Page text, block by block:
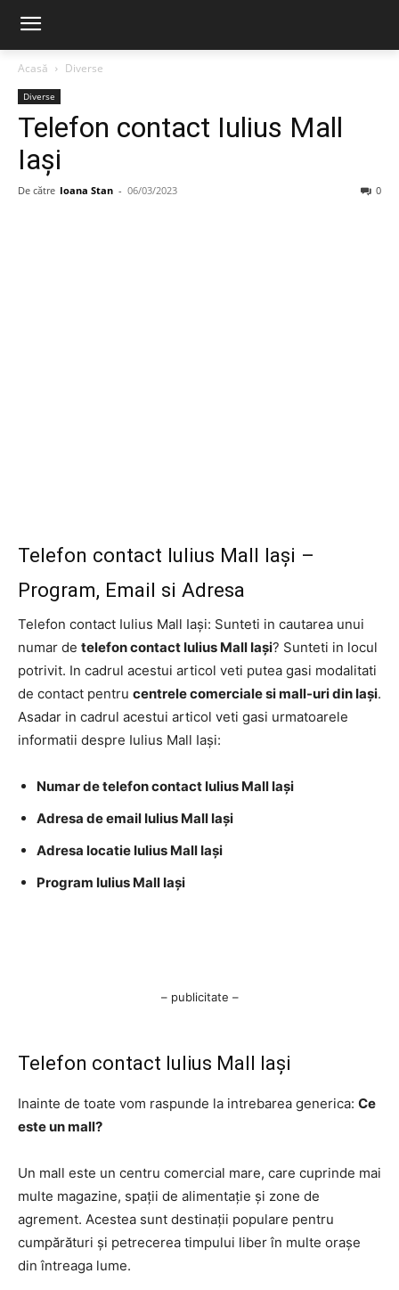
Acasă Diverse
Diverse
Telefon contact Iulius Mall
Iași
De către Ioana Stan - 06/03/2023 0
Telefon contact Iulius Mall Iași –
Program, Email si Adresa
Telefon contact Iulius Mall Iași: Sunteti in cautarea unui
numar de telefon contact Iulius Mall Iași? Sunteti in locul
potrivit. In cadrul acestui articol veti putea gasi modalitati
de contact pentru centrele comerciale si mall-uri din Iași.
Asadar in cadrul acestui articol veti gasi urmatoarele
informatii despre Iulius Mall Iași:
Numar de telefon contact Iulius Mall Iași
Adresa de email Iulius Mall Iași
Adresa locatie Iulius Mall Iași
Program Iulius Mall Iași
– publicitate –
Telefon contact Iulius Mall Iași
Inainte de toate vom raspunde la intrebarea generica: Ce
este un mall?
Un mall este un centru comercial mare, care cuprinde mai
multe magazine, spații de alimentație și zone de
agrement. Acestea sunt destinații populare pentru
cumpărături și petrecerea timpului liber în multe orașe
din întreaga lume.